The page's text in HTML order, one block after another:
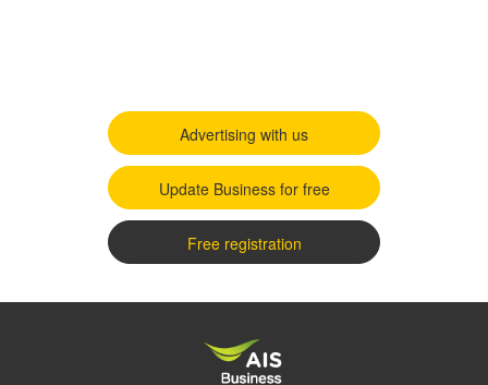
Advertising with us
Update Business for free
Free registration